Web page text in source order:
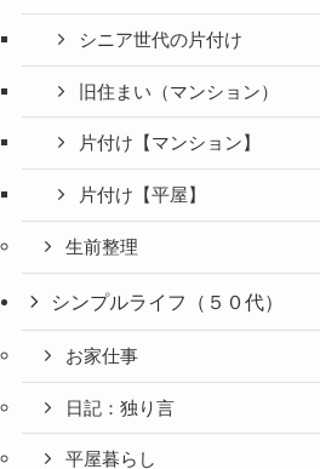
シニア世代の片付け
旧住まい（マンション）
片付け【マンション】
片付け【平屋】
生前整理
シンプルライフ（５０代）
お家仕事
日記：独り言
平屋暮らし